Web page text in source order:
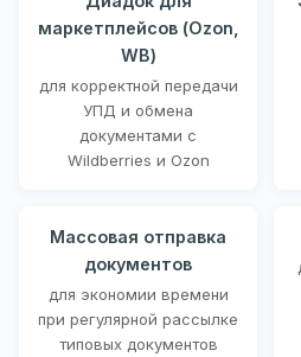
маркетплейсов (Ozon,
WB)
для корректной передачи
УПД и обмена
документами с
Wildberries и Ozon
Массовая отправка
документов
для экономии времени
при регулярной рассылке
типовых документов